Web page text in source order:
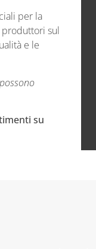
per la
produttori sul
e le
su